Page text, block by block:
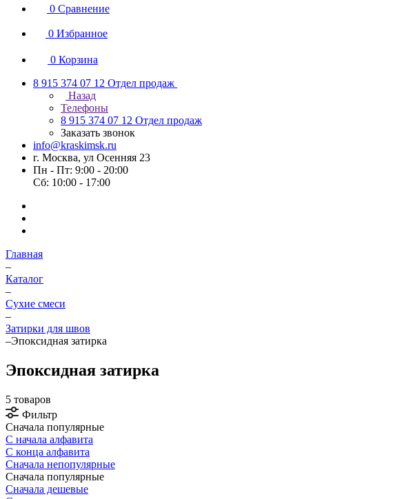
0 Сравнение
0 Избранное
0 Корзина
8 915 374 07 12 Отдел продаж
Назад
Телефоны
8 915 374 07 12 Отдел продаж
Заказать звонок
info@kraskimsk.ru
г. Москва, ул Осенняя 23
Пн - Пт: 9:00 - 20:00
Сб: 10:00 - 17:00
Главная
–
Каталог
–
Сухие смеси
–
Затирки для швов
–Эпоксидная затирка
Эпоксидная затирка
5 товаров
Фильтр
Сначала популярные
С начала алфавита
С конца алфавита
Сначала непопулярные
Сначала популярные
Сначала дешевые